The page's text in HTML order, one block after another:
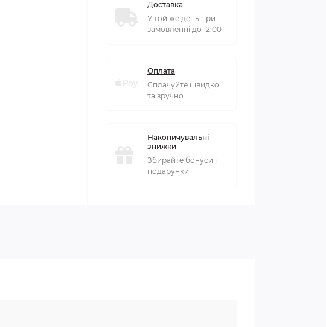
Доставка
У той же день при
замовленні до 12:00
Оплата
Сплачуйте швидко
та зручно
Накопичувальні
знижки
Збирайте бонуси і
подарунки